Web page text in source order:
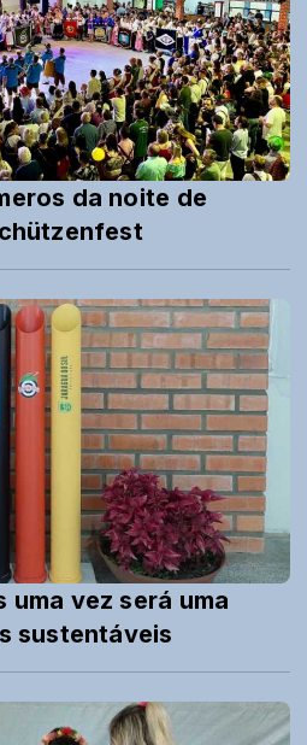
da noite de
vez será uma
sustentáveis